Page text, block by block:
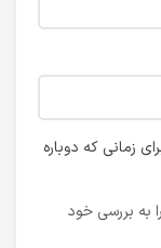
زمانی که دوباره
به بررسی خود